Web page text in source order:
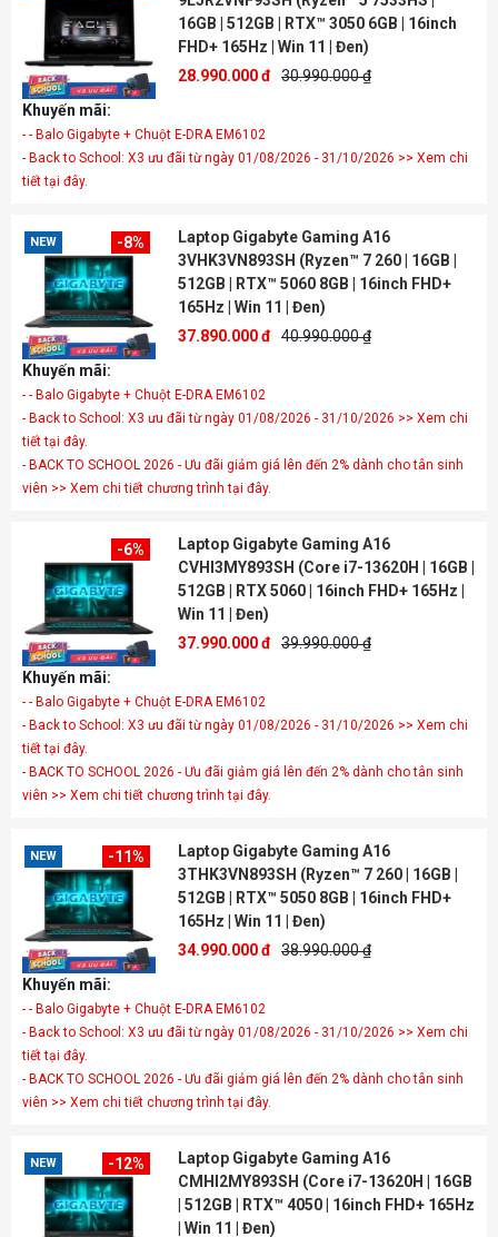
16GB | 512GB | RTX™ 3050 6GB | 16inch
FHD+ 165Hz | Win 11 | Đen)
28.990.000 đ 30.990.000 ₫
Khuyến mãi:
- - Balo Gigabyte + Chuột E-DRA EM6102
- Back to School: X3 ưu đãi từ ngày 01/08/2026 - 31/10/2026 >> Xem chi
tiết tại đây.
NEW -8%
Laptop Gigabyte Gaming A16
3VHK3VN893SH (Ryzen™ 7 260 | 16GB |
512GB | RTX™ 5060 8GB | 16inch FHD+
165Hz | Win 11 | Đen)
37.890.000 đ 40.990.000 ₫
Khuyến mãi:
- - Balo Gigabyte + Chuột E-DRA EM6102
- Back to School: X3 ưu đãi từ ngày 01/08/2026 - 31/10/2026 >> Xem chi
tiết tại đây.
- BACK TO SCHOOL 2026 - Ưu đãi giảm giá lên đến 2% dành cho tân sinh
viên >> Xem chi tiết chương trình tại đây.
-6%
Laptop Gigabyte Gaming A16
CVHI3MY893SH (Core i7-13620H | 16GB |
512GB | RTX 5060 | 16inch FHD+ 165Hz |
Win 11 | Đen)
37.990.000 đ 39.990.000 ₫
Khuyến mãi:
- - Balo Gigabyte + Chuột E-DRA EM6102
- Back to School: X3 ưu đãi từ ngày 01/08/2026 - 31/10/2026 >> Xem chi
tiết tại đây.
- BACK TO SCHOOL 2026 - Ưu đãi giảm giá lên đến 2% dành cho tân sinh
viên >> Xem chi tiết chương trình tại đây.
NEW -11%
Laptop Gigabyte Gaming A16
3THK3VN893SH (Ryzen™ 7 260 | 16GB |
512GB | RTX™ 5050 8GB | 16inch FHD+
165Hz | Win 11 | Đen)
34.990.000 đ 38.990.000 ₫
Khuyến mãi:
- - Balo Gigabyte + Chuột E-DRA EM6102
- Back to School: X3 ưu đãi từ ngày 01/08/2026 - 31/10/2026 >> Xem chi
tiết tại đây.
- BACK TO SCHOOL 2026 - Ưu đãi giảm giá lên đến 2% dành cho tân sinh
viên >> Xem chi tiết chương trình tại đây.
NEW -12%
Laptop Gigabyte Gaming A16
CMHI2MY893SH (Core i7-13620H | 16GB
| 512GB | RTX™ 4050 | 16inch FHD+ 165Hz
| Win 11 | Đen)